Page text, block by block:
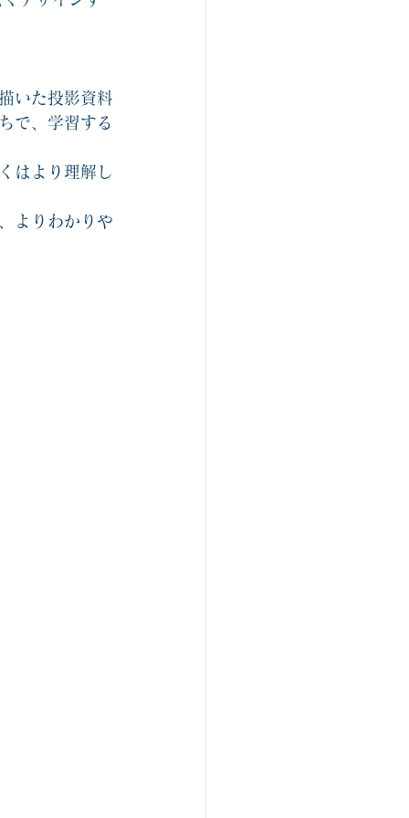
いた投影資料
で、学習する
はより理解し
よりわかりや